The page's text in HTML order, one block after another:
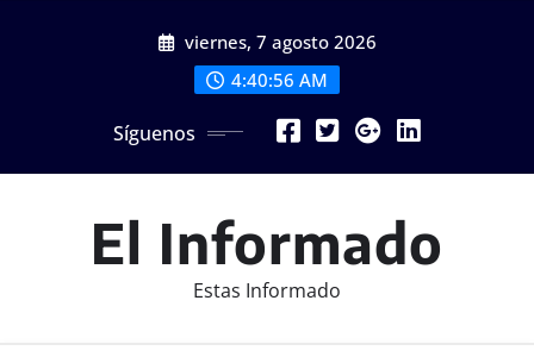
viernes, 7 agosto 2026
4:40:58 AM
Síguenos
El Informado
Estas Informado